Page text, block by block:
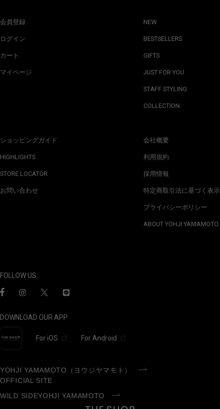
会員登録
ログイン
カート
マイページ
ショッピングガイド
HIGHLIGHTS
STORE LOCATOR
お問い合わせ
NEW
BESTSELLERS
GIFTS
JUST FOR YOU
STAFF STYLING
COLLECTION
会社概要
利用規約
採用情報
特定商取引法に基づく表示
プライバシーポリシー
ABOUT YOHJI YAMAMOTO
FOLLOW US
DOWNLOAD OUR APP
For iOS For Android
YOHJI YAMAMOTO（ヨウジヤマモト）
OFFICIAL SITE
WILD SIDEYOHJI YAMAMOTO